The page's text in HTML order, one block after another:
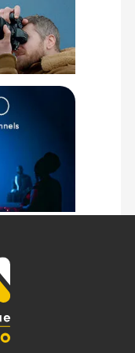
Light. Ajustez la
paramètres
: batterie
alimentation CC.
au lithium ou la
LDX100Bi :